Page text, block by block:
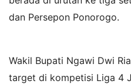
dan Persepon Ponorogo.
Wakil Bupati Ngawi Dwi
target di kompetisi Liga 4